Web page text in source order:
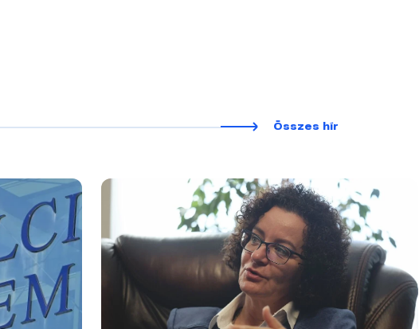
Összes hír